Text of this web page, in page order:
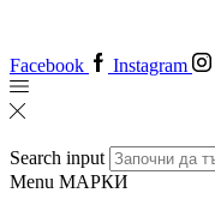
Facebook Instagram
Search input
Menu МАРКИ